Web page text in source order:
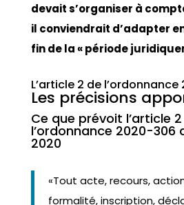
devait s’organiser à
il conviendrait d’adapter
fin de la « période
L’article 2 de
Les précisions
Ce que prévoit l’article
l’ordonnance 2020-306
2020
«Tout acte, recours,
formalité, inscription,